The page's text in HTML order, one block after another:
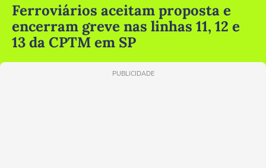
Ferroviários aceitam proposta e
encerram greve nas linhas 11, 12 e
13 da CPTM em SP
PUBLICIDADE